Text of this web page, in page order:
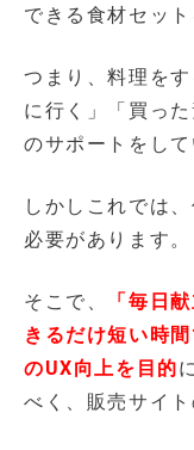
できる食材セッ
つまり、料理を
に行く」「買っ
のサポートをして
しかしこれでは
必要があります。
そこで、
「毎日
きるだけ短い時
のUX向上を目的
べく、販売サイ